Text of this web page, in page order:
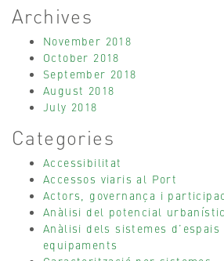
Archives
November 2018
October 2018
September 2018
August 2018
July 2018
Categories
Accessibilitat
Accessos viaris al Port
Actors, governança i
Anàlisi del potencial urbanístic
Anàlisi dels sistemes
equipaments